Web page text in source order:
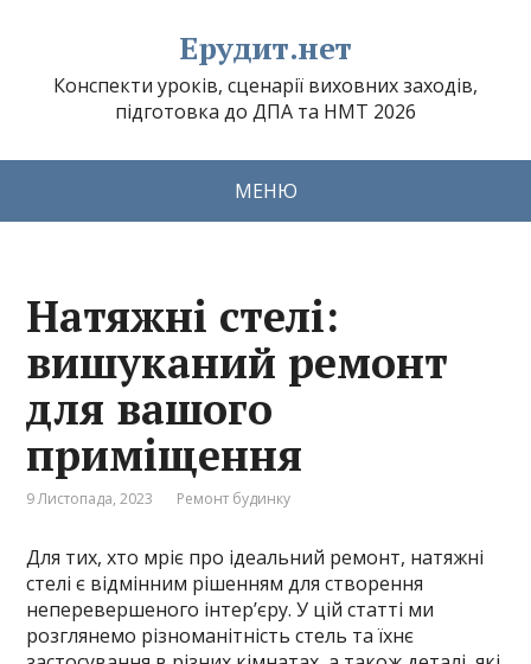
Ерудит.нет
Конспекти уроків, сценарії виховних заходів,
підготовка до ДПА та НМТ 2026
МЕНЮ
Натяжні стелі:
вишуканий ремонт
для вашого
приміщення
9 Листопада, 2023 Ремонт будинку
Для тих, хто мріє про ідеальний ремонт, натяжні
стелі є відмінним рішенням для створення
неперевершеного інтер’єру. У цій статті ми
розглянемо різноманітність стель та їхнє